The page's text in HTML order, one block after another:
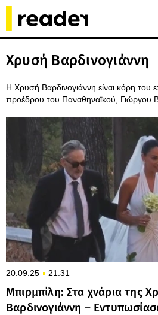
Χρυσή Βαρδινογιάννη
Η Χρυσή Βαρδινογιάννη είναι κόρη του
προέδρου του Παναθηναϊκού, Γιώργου
20.09.25 21:31
Μπιρμπίλη: Στα χνάρια της
Βαρδινογιάννη –